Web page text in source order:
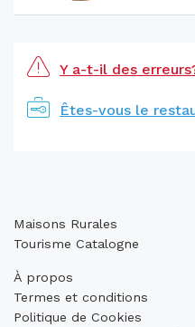
Y a-t-il des
Êtes-vous le
Maisons Rurales
Tourisme Catalogne
À propos
Termes et conditions
Politique de Cookies